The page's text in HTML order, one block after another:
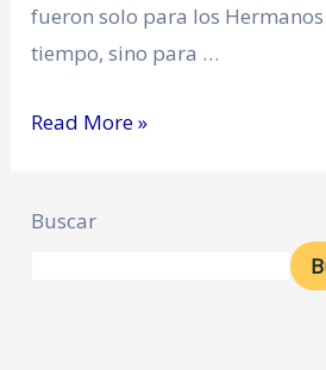
fueron solo para los
tiempo, sino para …
Read More »
Buscar